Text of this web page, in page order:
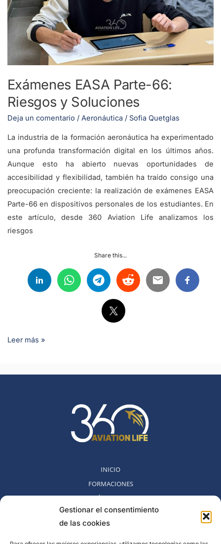
Gestionar el consentimiento
de las cookies
Exámenes EASA Parte-66:
Riesgos y Soluciones
Deja un comentario / Aeronáutica / Sofia Quetglas
La industria de la formación aeronáutica ha experimentado
una profunda transformación digital en los últimos años.
Aunque esto ha abierto nuevas oportunidades de
accesibilidad y flexibilidad, también ha traído consigo una
preocupación creciente: la realización de exámenes EASA
Parte-66 en dispositivos personales de los estudiantes. En
este artículo, desde 360 Aviation Life analizamos los
riesgos
Share this...
Riesgos
y
Soluciones
Leer más »
INICIO
FORMACIONES
MÉTODO 360
COMUNIDAD
NOSOTROS
BLOG